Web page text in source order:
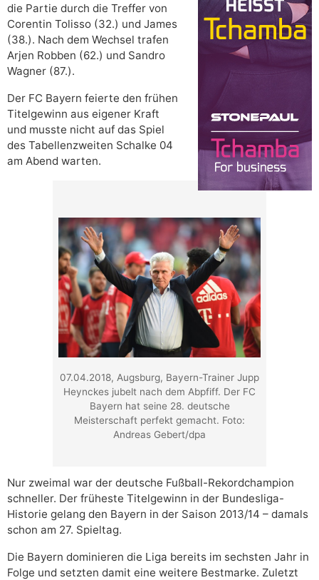
die Partie durch die Treffer von
Corentin Tolisso (32.) und James
(38.). Nach dem Wechsel trafen
Arjen Robben (62.) und Sandro
Wagner (87.).
Der FC Bayern feierte den frühen
Titelgewinn aus eigener Kraft
und musste nicht auf das Spiel
des Tabellenzweiten Schalke 04
am Abend warten.
07.04.2018, Augsburg, Bayern-Trainer Jupp
Heynckes jubelt nach dem Abpfiff. Der FC
Bayern hat seine 28. deutsche
Meisterschaft perfekt gemacht. Foto:
Andreas Gebert/dpa
Nur zweimal war der deutsche Fußball-Rekordchampion
schneller. Der früheste Titelgewinn in der Bundesliga-
Historie gelang den Bayern in der Saison 2013/14 – damals
schon am 27. Spieltag.
Die Bayern dominieren die Liga bereits im sechsten Jahr in
Folge und setzten damit eine weitere Bestmarke. Zuletzt